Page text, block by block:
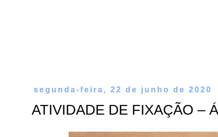
segunda-feira, 22 de junho de 2020
ATIVIDADE DE FIXAÇÃO –